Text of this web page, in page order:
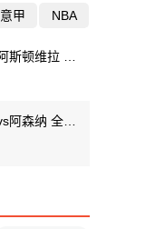
意甲 NBA
05月25日 英超第38轮 水晶宫vs阿森纳 全场录像回放